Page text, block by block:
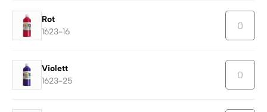
Rot
1623-16
Violett
1623-25